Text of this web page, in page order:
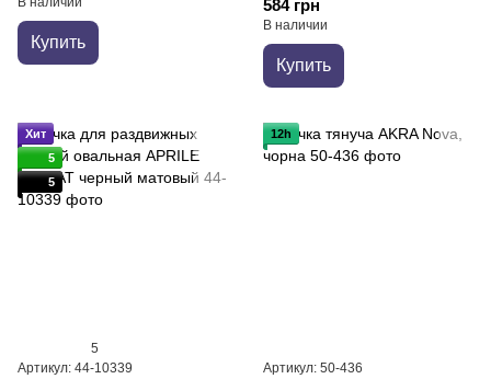
Купить
584 грн
В наличии
Купить
Хит
5
5
5
Артикул: 44-10339
12h
Артикул: 50-436